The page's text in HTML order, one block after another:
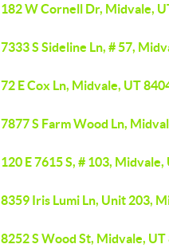
182 W Cornell Dr, Midvale,
7333 S Sideline Ln, # 57,
72 E Cox Ln, Midvale, UT
7877 S Farm Wood Ln,
120 E 7615 S, # 103, Midvale,
8359 Iris Lumi Ln, Unit 203,
8252 S Wood St, Midvale, UT